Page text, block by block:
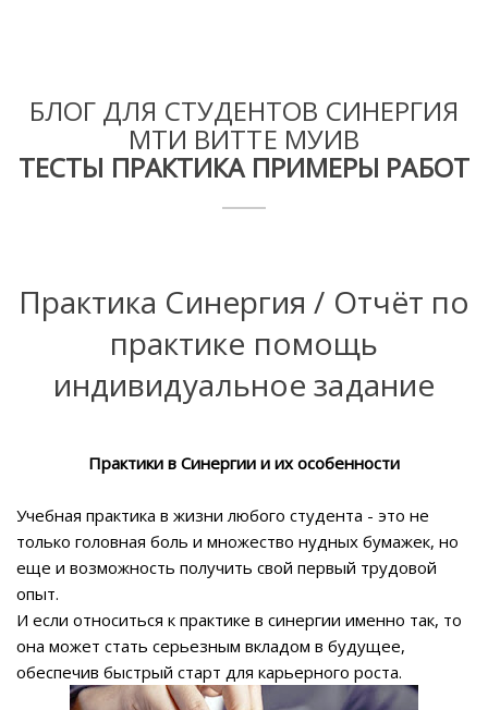
БЛОГ ДЛЯ СТУДЕНТОВ СИНЕРГИЯ
МТИ ВИТТЕ МУИВ
ТЕСТЫ ПРАКТИКА ПРИМЕРЫ РАБОТ
Практика Синергия / Отчёт по
практике помощь
индивидуальное задание
Практики в Синергии и их особенности
Учебная практика в жизни любого студента - это не
только головная боль и множество нудных бумажек, но
еще и возможность получить свой первый трудовой
опыт.
И если относиться к практике в синергии именно так, то
она может стать серьезным вкладом в будущее,
обеспечив быстрый старт для карьерного роста.